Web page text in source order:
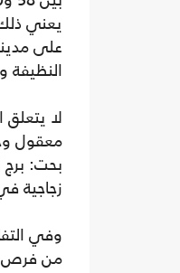
على
لا
معقول
بحت: برج
زجاجية
وفي
من فرص